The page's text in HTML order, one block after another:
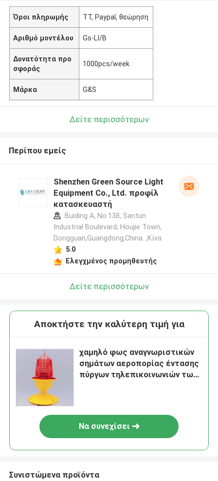
Όροι πληρωμής TT, Paypal, θεώρηση
Αριθμό μοντέλου Gs-LI/B
Δυνατότητα προ
σφοράς
1000pcs/week
Μάρκα G&S
Δείτε περισσότερων
Περίπου εμείς
Shenzhen Green Source Light
Equipment Co., Ltd. προφίλ
κατασκευαστή
Buiding A, No.138, Santun
Industrial Boulevard, Houjie Town,
Dongguan,Guangdong,China. ,Κίνα
5.0
Ελεγχμένος προμηθευτής
Δείτε περισσότερων
Αποκτήστε την καλύτερη τιμή για
χαμηλό φως αναγνωριστικών
σημάτων αεροπορίας έντασης
πύργων τηλεπικοινωνιών των
Να συνεχίσει
Συνιστώμενα προϊόντα